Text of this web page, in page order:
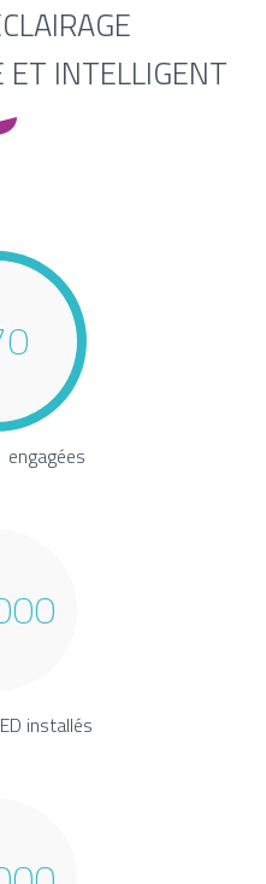
ET INTELLIGENT
installés